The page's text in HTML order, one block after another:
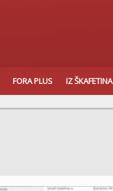
FORA PLUS IZ ŠKAFETINA